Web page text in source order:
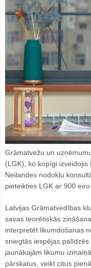
Grāmatvežu un
(LGK), ko kopīgi
Neilandes nodokļu
pieteikties LGK ar 900
Latvijas Grāmatvedības
savas teorētiskās
interpretēt likumdošanas
sniegtās iespējas
jaunākajām likumu
pārskatus, veikt citus